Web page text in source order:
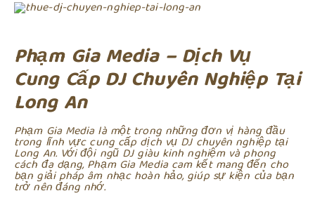
Phạm Gia Media – Dịch Vụ
Cung Cấp DJ Chuyên Nghiệp Tại
Long An
Phạm Gia Media là một trong những đơn vị hàng đầu
trong lĩnh vực cung cấp dịch vụ DJ chuyên nghiệp tại
Long An. Với đội ngũ DJ giàu kinh nghiệm và phong
cách đa dạng, Phạm Gia Media cam kết mang đến cho
bạn giải pháp âm nhạc hoàn hảo, giúp sự kiện của bạn
trở nên đáng nhớ.